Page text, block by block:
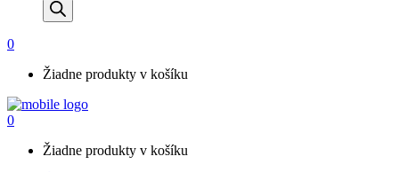
0
Žiadne produkty v košíku
0
Žiadne produkty v košíku